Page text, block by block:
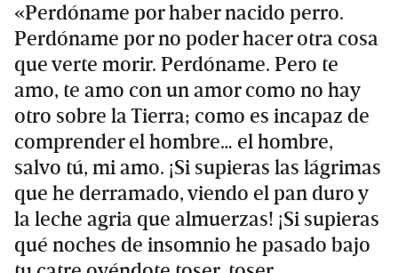
«Perdóname por haber nacido perro.
Perdóname por no poder hacer otra cosa
que verte morir. Perdóname. Pero te
amo, te amo con un amor como no hay
otro sobre la Tierra; como es incapaz de
comprender el hombre… el hombre,
salvo tú, mi amo. ¡Si supieras las lágrimas
que he derramado, viendo el pan duro y
la leche agria que almuerzas! ¡Si supieras
qué noches de insomnio he pasado bajo